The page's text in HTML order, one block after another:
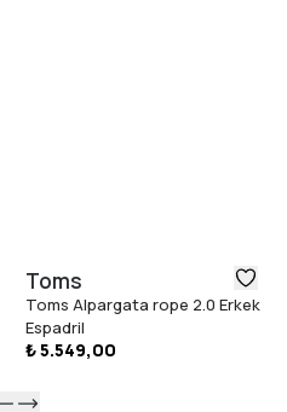
Toms
Toms Alpargata rope 2.0 Erkek
Espadril
₺ 5.549,00